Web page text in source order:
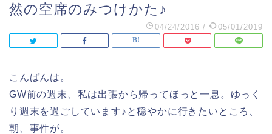
然の空席のみつけかた♪
04/24/2016 / 05/01/2019
こんばんは。
GW前の週末、私は出張から帰ってほっと一息。ゆっく
り週末を過ごしています♪と穏やかに行きたいところ、
朝、事件が。